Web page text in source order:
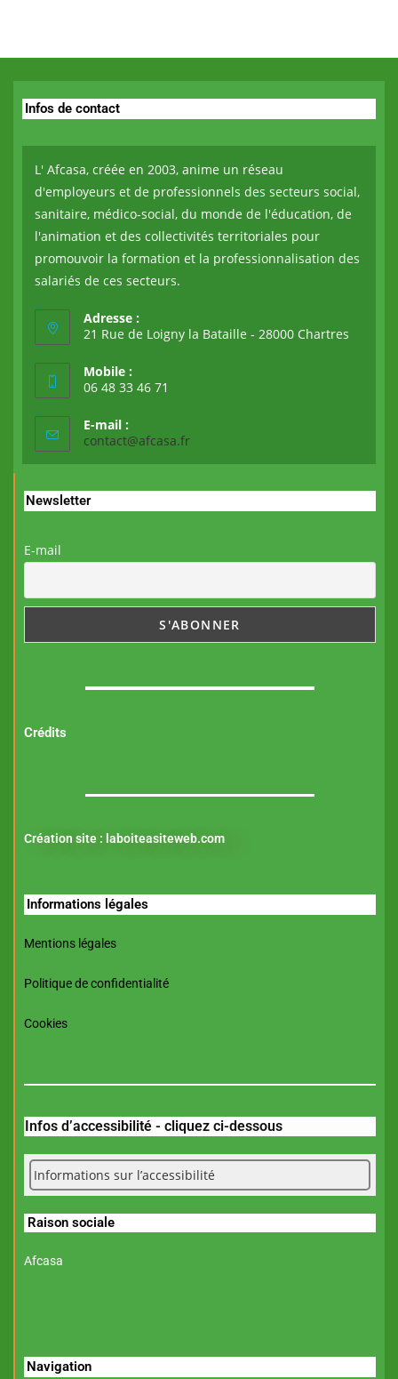
Infos de contact
L' Afcasa, créée en 2003, anime un réseau
d'employeurs et de professionnels des secteurs social,
sanitaire, médico-social, du monde de l'éducation, de
l'animation et des collectivités territoriales pour
promouvoir la formation et la professionnalisation des
salariés de ces secteurs.
Adresse :
21 Rue de Loigny la Bataille - 28000 Chartres
Mobile :
06 48 33 46 71
E-mail :
contact@afcasa.fr
Newsletter
E-mail
Crédits
Création site : laboiteasiteweb.com
Informations légales
Mentions légales
Politique de confidentialité
Cookies
Infos d’accessibilité - cliquez ci-dessous
Informations sur l’accessibilité
Raison sociale
Afcasa
Navigation